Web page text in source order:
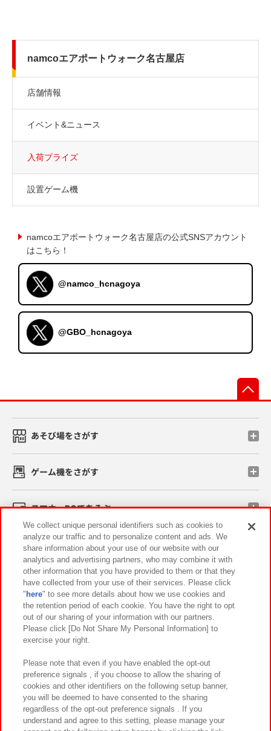
namcoエアポートウォーク名古屋店
店舗情報
イベント&ニュース
入荷プライズ
設置ゲーム機
namcoエアポートウォーク名古屋店の公式SNSアカウント
はこちら！
@namco_hcnagoya
@GBO_hcnagoya
あそび場をさがす
ゲーム機をさがす
スマホ・PCであそぶ
イベント・キャンペーン
関連会社 サステナビリティ サイトポリシー
プライバシーポリシー ウェブアクセシビリティ方針と検証結果
お取引先さまとともに
カスタマーハラスメント対応方針 よくあるご質問・お問い合わせ
We collect unique personal identifiers such as cookies to
analyze our traffic and to personalize content and ads. We
share information about your use of our website with our
analytics and advertising partners, who may combine it with
other information that you have provided to them or that they
have collected from your use of their services. Please click
" here" to see more details about how we use cookies and
the retention period of each cookie. You have the right to opt
out of our sharing of your information with our partners.
Please click [Do Not Share My Personal Information] to
exercise your right.
Please note that even if you have enabled the opt-out
preference signals , if you choose to allow the sharing of
cookies and other identifiers on the following setup banner,
you will be deemed to have consented to the sharing
regardless of the opt-out preference signals . If you
understand and agree to this setting, please manage your